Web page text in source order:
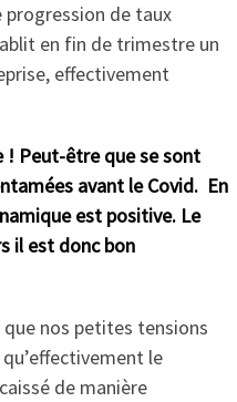
progression de taux
en fin de trimestre un
effectivement
! Peut-être que se sont
avant le Covid. En
est positive. Le
il est donc bon
nos petites tensions
le
de manière